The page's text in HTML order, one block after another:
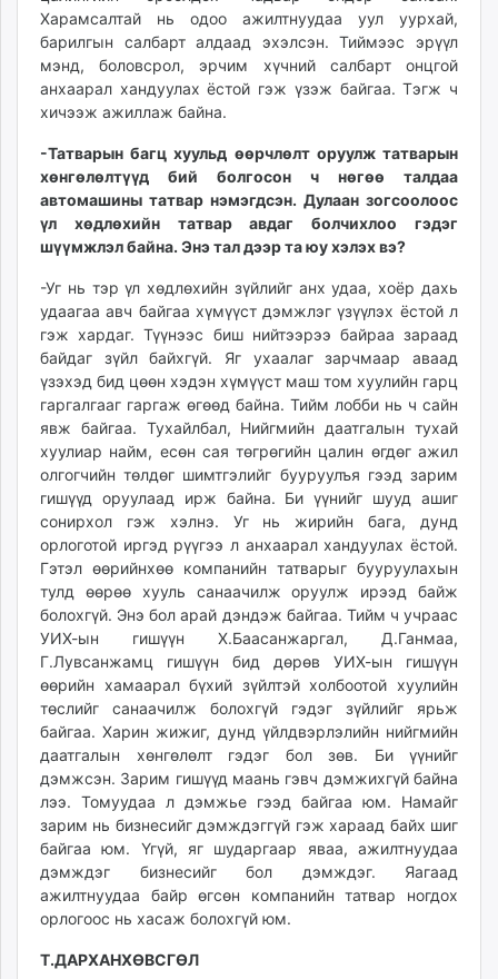
Харамсалтай нь одоо ажилтнуудаа уул уурхай,
барилгын салбарт алдаад эхэлсэн. Тиймээс эрүүл
мэнд, боловсрол, эрчим хүчний салбарт онцгой
анхаарал хандуулах ёстой гэж үзэж байгаа. Тэгж ч
хичээж ажиллаж байна.
-Татварын багц хуульд өөрчлөлт оруулж татварын
хөнгөлөлтүүд бий болгосон ч нөгөө талдаа
автомашины татвар нэмэгдсэн. Дулаан зогсоолоос
үл хөдлөхийн татвар авдаг болчихлоо гэдэг
шүүмжлэл байна. Энэ тал дээр та юу хэлэх вэ?
-Уг нь тэр үл хөдлөхийн зүйлийг анх удаа, хоёр дахь
удаагаа авч байгаа хүмүүст дэмжлэг үзүүлэх ёстой л
гэж хардаг. Түүнээс биш нийтээрээ байраа зараад
байдаг зүйл байхгүй. Яг ухаалаг зарчмаар аваад
үзэхэд бид цөөн хэдэн хүмүүст маш том хуулийн гарц
гаргалгааг гаргаж өгөөд байна. Тийм лобби нь ч сайн
явж байгаа. Тухайлбал, Нийгмийн даатгалын тухай
хуулиар найм, есөн сая төгрөгийн цалин өгдөг ажил
олгогчийн төлдөг шимтгэлийг бууруулъя гээд зарим
гишүүд оруулаад ирж байна. Би үүнийг шууд ашиг
сонирхол гэж хэлнэ. Уг нь жирийн бага, дунд
орлоготой иргэд рүүгээ л анхаарал хандуулах ёстой.
Гэтэл өөрийнхөө компанийн татварыг бууруулахын
тулд өөрөө хууль санаачилж оруулж ирээд байж
болохгүй. Энэ бол арай дэндэж байгаа. Тийм ч учраас
УИХ-ын гишүүн Х.Баасанжаргал, Д.Ганмаа,
Г.Лувсанжамц гишүүн бид дөрөв УИХ-ын гишүүн
өөрийн хамаарал бүхий зүйлтэй холбоотой хуулийн
төслийг санаачилж болохгүй гэдэг зүйлийг ярьж
байгаа. Харин жижиг, дунд үйлдвэрлэлийн нийгмийн
даатгалын хөнгөлөлт гэдэг бол зөв. Би үүнийг
дэмжсэн. Зарим гишүүд маань гэвч дэмжихгүй байна
лээ. Томуудаа л дэмжье гээд байгаа юм. Намайг
зарим нь бизнесийг дэмждэггүй гэж хараад байх шиг
байгаа юм. Үгүй, яг шударгаар яваа, ажилтнуудаа
дэмждэг бизнесийг бол дэмждэг. Яагаад
ажилтнуудаа байр өгсөн компанийн татвар ногдох
орлогоос нь хасаж болохгүй юм.
Т.ДАРХАНХӨВСГӨЛ